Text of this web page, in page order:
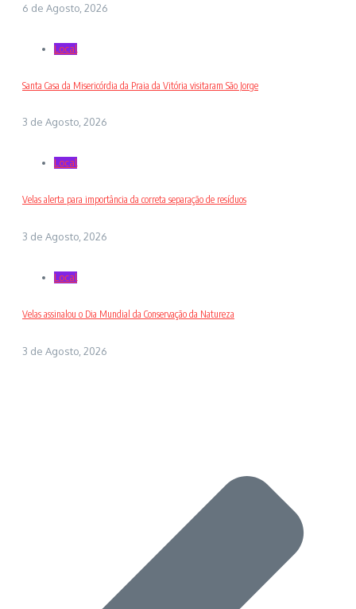
6 de Agosto, 2026
Local
Santa Casa da Misericórdia da Praia da Vitória visitaram São Jorge
3 de Agosto, 2026
Local
Velas alerta para importância da correta separação de resíduos
3 de Agosto, 2026
Local
Velas assinalou o Dia Mundial da Conservação da Natureza
3 de Agosto, 2026